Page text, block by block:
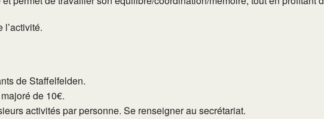
de Staffelfelden.
de 10€.
activités par personne. Se renseigner au secrétariat.